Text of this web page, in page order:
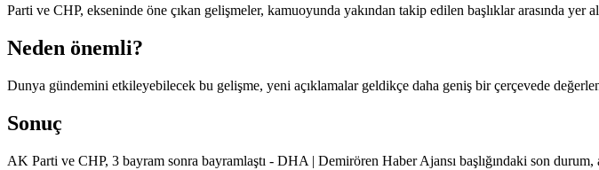
Parti ve CHP, ekseninde öne çıkan gelişmeler, kamuoyunda yakından takip edilen başlıklar arasında yer
Neden önemli?
Dunya gündemini etkileyebilecek bu gelişme, yeni açıklamalar geldikçe daha geniş bir çerçevede
Sonuç
AK Parti ve CHP, 3 bayram sonra bayramlaştı - DHA | Demirören Haber Ajansı başlığındaki son